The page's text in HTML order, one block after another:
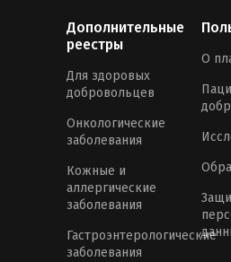
Дополнительные
реестры
Для здоровых
добровольцев
Онкологические
заболевания
Кожные и
аллергические
заболевания
Гастроэнтерологические
заболевания
О